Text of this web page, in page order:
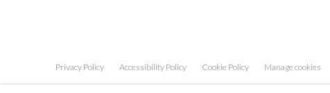
Privacy Policy Accessibility Policy Cookie Policy Manage cookies